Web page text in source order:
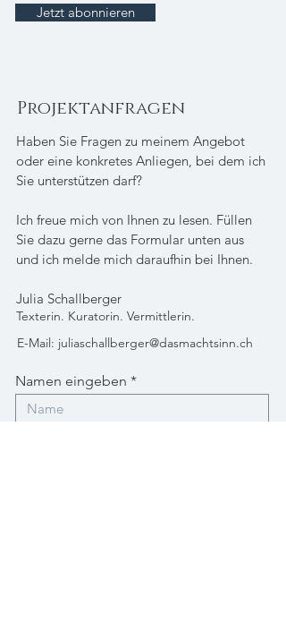
Jetzt abonnieren
Projektanfragen
Haben Sie Fragen zu meinem Angebot
oder eine konkretes Anliegen, bei dem ich
Sie unterstützen darf?
Ich freue mich von Ihnen zu lesen. Füllen
Sie dazu gerne das Formular unten aus
und ich melde mich daraufhin bei Ihnen.
Julia Schallberger
Texterin. Kuratorin. Vermittlerin.
E-Mail: juliaschallberger@dasmachtsinn.ch
Namen eingeben